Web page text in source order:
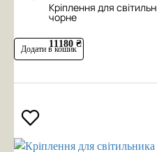
Кріплення для
чорне
11180 ₴
Додати в кошик